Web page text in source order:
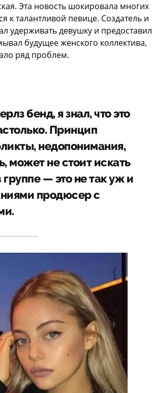
Эта новость шокировала многих
к талантливой певице. Создатель и
удерживать девушку и предоставил
будущее женского коллектива,
ряд проблем.
бенд, я знал, что это
Принцип
недопонимания,
может не стоит искать
— это не так уж и
продюсер с